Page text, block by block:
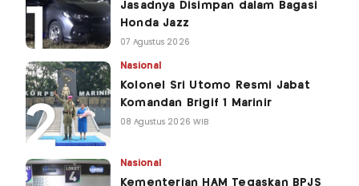
Jasadnya Disimpan dalam Bagasi
Honda Jazz
07 Agustus 2026
Nasional
Kolonel Sri Utomo Resmi Jabat
Komandan Brigif 1 Marinir
08 Agustus 2026 WIB
Nasional
Kementerian HAM Tegaskan BPJS